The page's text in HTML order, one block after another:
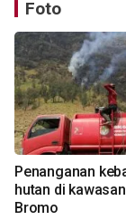
Foto
Penanganan
hutan di
Bromo